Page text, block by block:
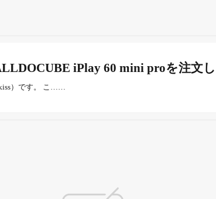
iPlay 60 mini proを注文
）です。 こ……